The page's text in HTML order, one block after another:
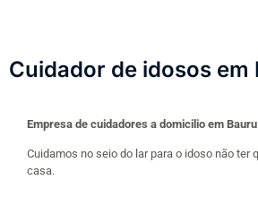
Cuidador de idosos em
Empresa de cuidadores a domicilio em Bauru
Cuidamos no seio do lar para o idoso não ter
casa.